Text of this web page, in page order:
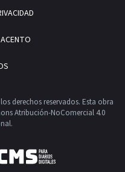
derechos reservados. Esta obra
Atribución-NoComercial 4.0